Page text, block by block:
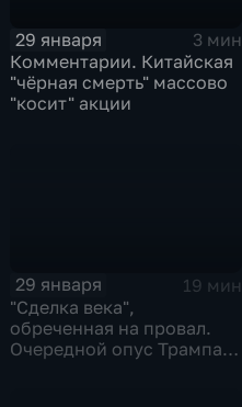
29 января
3 мин
Комментарии. Китайская
"чёрная смерть" массово
"косит" акции
29 января
19 мин
"Сделка века",
обреченная на провал.
Очередной опус Трампа.